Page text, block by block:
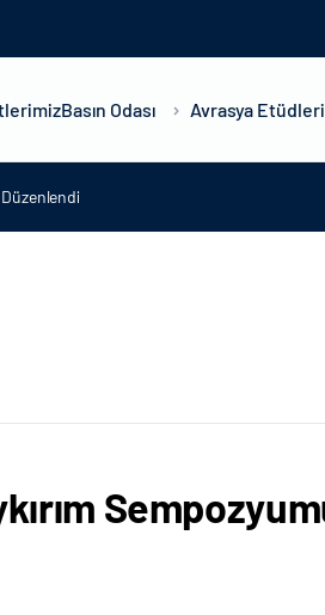
Basın Odası Avrasya Etüdleri
Düzenlendi